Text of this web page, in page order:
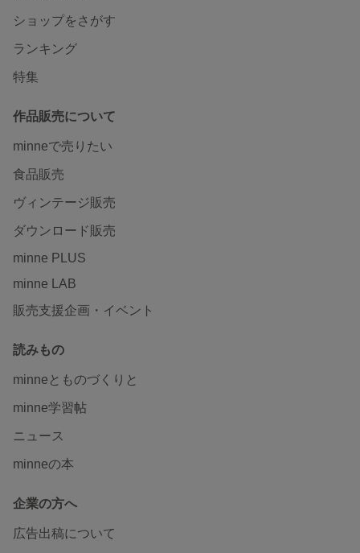
ショップをさがす
ランキング
特集
作品販売について
minneで売りたい
食品販売
ヴィンテージ販売
ダウンロード販売
minne PLUS
minne LAB
販売支援企画・イベント
読みもの
minneとものづくりと
minne学習帖
ニュース
minneの本
企業の方へ
広告出稿について